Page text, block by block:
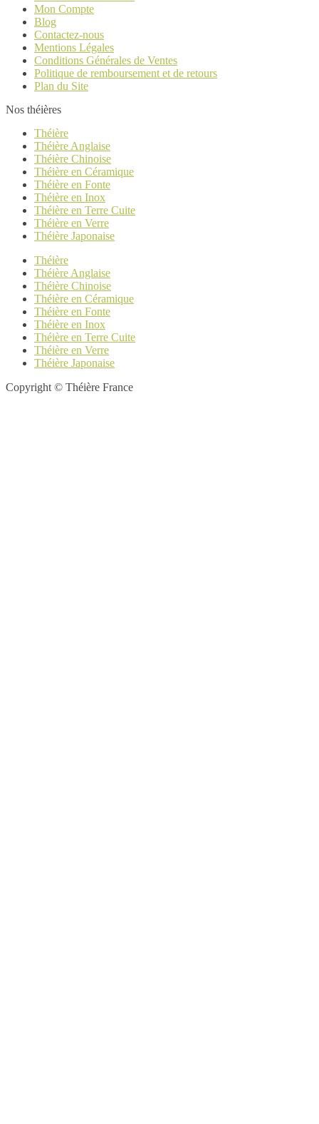
Mon Compte
Blog
Contactez-nous
Mentions Légales
Conditions Générales de Ventes
Politique de remboursement et de retours
Plan du Site
Nos théières
Théière
Théière Anglaise
Théière Chinoise
Théière en Céramique
Théière en Fonte
Théière en Inox
Théière en Terre Cuite
Théière en Verre
Théière Japonaise
Théière
Théière Anglaise
Théière Chinoise
Théière en Céramique
Théière en Fonte
Théière en Inox
Théière en Terre Cuite
Théière en Verre
Théière Japonaise
Copyright © Théière France